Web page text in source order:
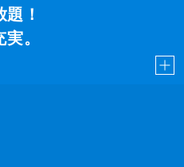
！
。